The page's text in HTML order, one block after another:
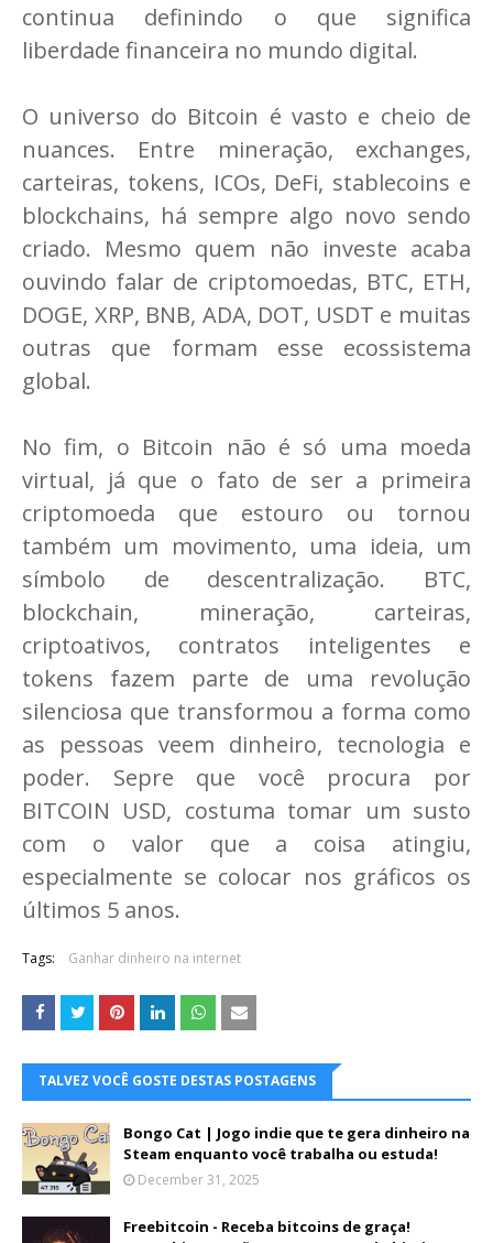
continua definindo o que significa
liberdade financeira no mundo digital.
O universo do Bitcoin é vasto e cheio de
nuances. Entre mineração, exchanges,
carteiras, tokens, ICOs, DeFi, stablecoins e
blockchains, há sempre algo novo sendo
criado. Mesmo quem não investe acaba
ouvindo falar de criptomoedas, BTC, ETH,
DOGE, XRP, BNB, ADA, DOT, USDT e muitas
outras que formam esse ecossistema
global.
No fim, o Bitcoin não é só uma moeda
virtual, já que o fato de ser a primeira
criptomoeda que estouro ou tornou
também um movimento, uma ideia, um
símbolo de descentralização. BTC,
blockchain, mineração, carteiras,
criptoativos, contratos inteligentes e
tokens fazem parte de uma revolução
silenciosa que transformou a forma como
as pessoas veem dinheiro, tecnologia e
poder. Sepre que você procura por
BITCOIN USD, costuma tomar um susto
com o valor que a coisa atingiu,
especialmente se colocar nos gráficos os
últimos 5 anos.
Tags: Ganhar dinheiro na internet
TALVEZ VOCÊ GOSTE DESTAS POSTAGENS
Bongo Cat | Jogo indie que te gera dinheiro na
Steam enquanto você trabalha ou estuda!
December 31, 2025
Freebitcoin - Receba bitcoins de graça!